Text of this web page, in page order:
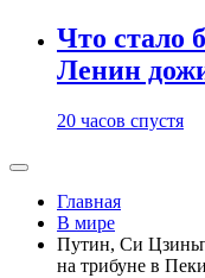
Что стало
Ленин
20 часов спустя
Главная
В мире
Путин, Си
на трибуне в